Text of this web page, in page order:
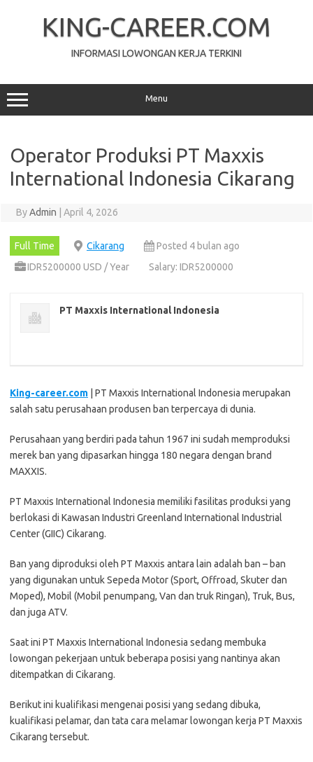
KING-CAREER.COM
INFORMASI LOWONGAN KERJA TERKINI
Menu
Operator Produksi PT Maxxis
International Indonesia Cikarang
ByAdmin April 4, 2026
Full Time Cikarang
Posted 4 bulan ago
IDR5200000 USD / Year
Salary: IDR5200000
PT Maxxis International Indonesia
King-career.com | PT Maxxis International Indonesia merupakan
salah satu perusahaan produsen ban terpercaya di dunia.
Perusahaan yang berdiri pada tahun 1967 ini sudah memproduksi
merek ban yang dipasarkan hingga 180 negara dengan brand
MAXXIS.
PT Maxxis International Indonesia memiliki fasilitas produksi yang
berlokasi di Kawasan Industri Greenland International Industrial
Center (GIIC) Cikarang.
Ban yang diproduksi oleh PT Maxxis antara lain adalah ban – ban
yang digunakan untuk Sepeda Motor (Sport, Offroad, Skuter dan
Moped), Mobil (Mobil penumpang, Van dan truk Ringan), Truk, Bus,
dan juga ATV.
Saat ini PT Maxxis International Indonesia sedang membuka
lowongan pekerjaan untuk beberapa posisi yang nantinya akan
ditempatkan di Cikarang.
Berikut ini kualifikasi mengenai posisi yang sedang dibuka,
kualifikasi pelamar, dan tata cara melamar lowongan kerja PT Maxxis
Cikarang tersebut.